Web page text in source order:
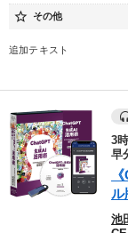
star_border その他
追加テキスト
3
早
ル
池